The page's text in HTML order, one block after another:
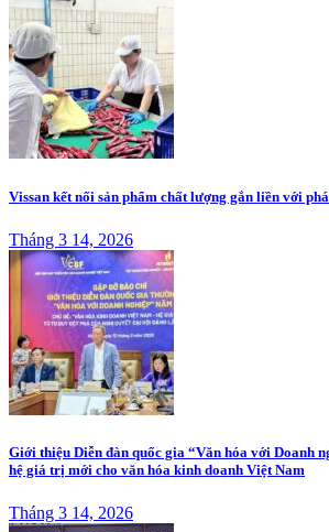
Vissan kết nối sản phẩm chất lượng gắn liền với
Tháng 3 14, 2026
Giới thiệu Diễn đàn quốc gia “Văn hóa với Doanh
hệ giá trị mới cho văn hóa kinh doanh Việt Nam
Tháng 3 14, 2026